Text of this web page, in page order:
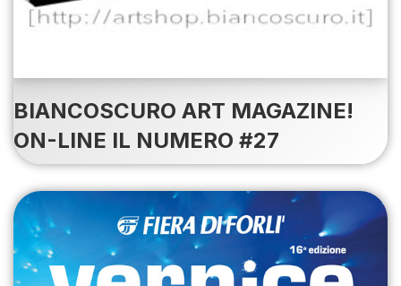
BIANCOSCURO ART MAGAZINE!
ON-LINE IL NUMERO #27